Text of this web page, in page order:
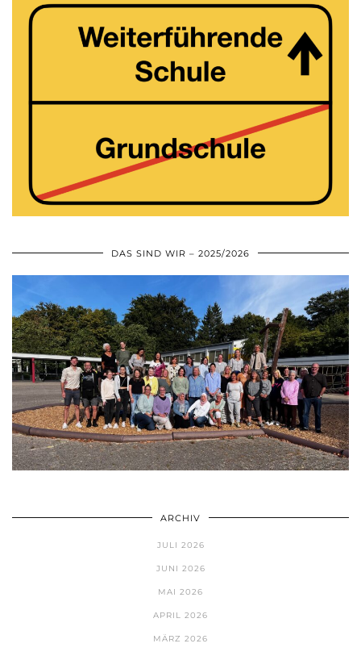
DAS SIND WIR – 2025/2026
ARCHIV
JULI 2026
JUNI 2026
MAI 2026
APRIL 2026
MÄRZ 2026